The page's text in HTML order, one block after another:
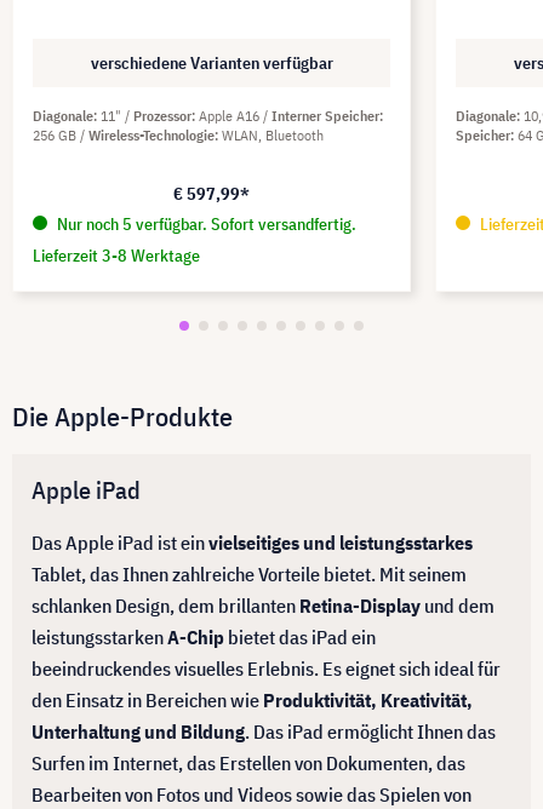
verschiedene Varianten verfügbar
Diagonale 11" Prozessor Apple A16
Interner Speicher
256 GB
Wireless-Technologie WLAN, Bluetooth
€ 597,99*
Nur noch 5 verfügbar. Sofort versandfertig.
Lieferzeit 3-8 Werktage
Diagonale
Speicher 64
Die Apple-Produkte
Apple iPad
Das Apple iPad ist einvielseitiges und leistungsstarkes
Tablet, das Ihnen zahlreiche Vorteile bietet. Mit seinem
schlanken Design, dem brillanten Retina-Display und dem
leistungsstarkenA-Chip bietet das iPad ein
beeindruckendes visuelles Erlebnis. Es eignet sich ideal für
den Einsatz in Bereichen wie Produktivität, Kreativität,
Unterhaltung und Bildung. Das iPad ermöglicht Ihnen das
Surfen im Internet, das Erstellen von Dokumenten, das
Bearbeiten von Fotos und Videos sowie das Spielen von